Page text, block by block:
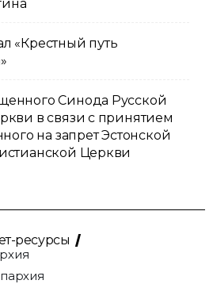
«Крестный путь
Синода Русской
в связи с принятием
на запрет Эстонской
Церкви
ресурсы